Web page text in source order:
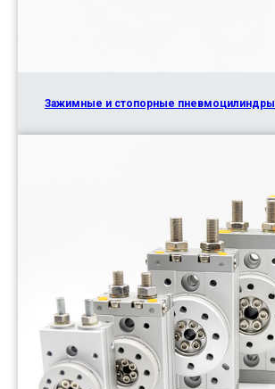
Зажимные и стопорные пневмоцилиндры